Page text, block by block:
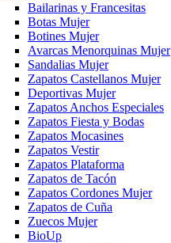
Bailarinas y Francesitas
Botas Mujer
Botines Mujer
Avarcas Menorquinas Mujer
Sandalias Mujer
Zapatos Castellanos Mujer
Deportivas Mujer
Zapatos Anchos Especiales
Zapatos Fiesta y Bodas
Zapatos Mocasines
Zapatos Vestir
Zapatos Plataforma
Zapatos de Tacón
Zapatos Cordones Mujer
Zapatos de Cuña
Zuecos Mujer
BioUp